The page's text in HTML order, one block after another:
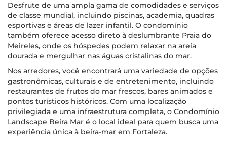
Desfrute de uma ampla gama de comodidades e serviços
de classe mundial, incluindo piscinas, academia, quadras
esportivas e áreas de lazer infantil. O condomínio
também oferece acesso direto à deslumbrante Praia do
Meireles, onde os hóspedes podem relaxar na areia
dourada e mergulhar nas águas cristalinas do mar.
Nos arredores, você encontrará uma variedade de opções
gastronômicas, culturais e de entretenimento, incluindo
restaurantes de frutos do mar frescos, bares animados e
pontos turísticos históricos. Com uma localização
privilegiada e uma infraestrutura completa, o Condomínio
Landscape Beira Mar é o local ideal para quem busca uma
experiência única à beira-mar em Fortaleza.